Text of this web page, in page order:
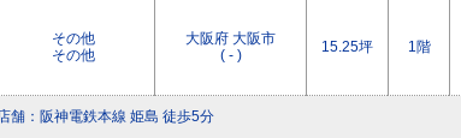
その他
その他
大阪府 大阪市
( - )
15.25坪 1階
舗：阪神電鉄本線 姫島 徒歩5分